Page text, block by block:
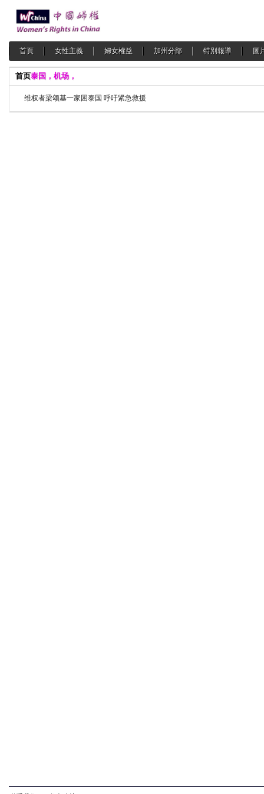
首頁 女性主義 婦女權益 加州分部 特別報導 圖
首页泰国，机场，
维权者梁颂基一家困泰国 呼吁紧急救援